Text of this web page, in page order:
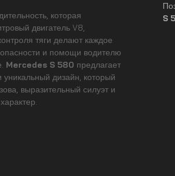
которая
двигатель V8,
тяги делают каждое
и помощи водителю
Mercedes S 580 предлагает
уникальный дизайн, который
выразительный силуэт и
S